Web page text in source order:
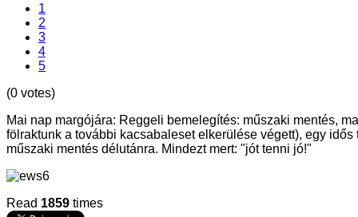
1
2
3
4
5
(0 votes)
Mai nap margójára: Reggeli bemelegítés: műszaki mentés,
fölraktunk a további kacsabaleset elkerülése végett), egy
műszaki mentés délutánra. Mindezt mert: "jót tenni jó!"
Read 1859 times